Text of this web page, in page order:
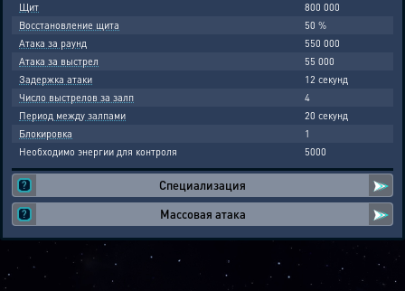
Щит
800 000
Восстановление щита
50 %
Атака за раунд
550 000
Атака за выстрел
55 000
Задержка атаки
12 секунд
Число выстрелов за залп
4
Период между залпами
20 секунд
Блокировка
1
Необходимо энергии для контроля
5000
Специализация
Массовая атака